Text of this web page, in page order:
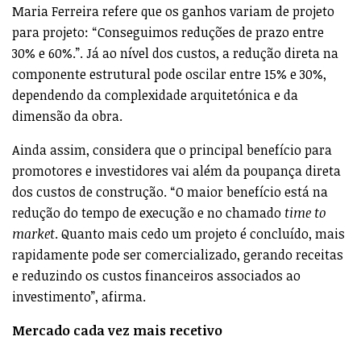
Maria Ferreira refere que os ganhos variam de projeto
para projeto: “Conseguimos reduções de prazo entre
30% e 60%.”. Já ao nível dos custos, a redução direta na
componente estrutural pode oscilar entre 15% e 30%,
dependendo da complexidade arquitetónica e da
dimensão da obra.
Ainda assim, considera que o principal benefício para
promotores e investidores vai além da poupança direta
dos custos de construção. “O maior benefício está na
redução do tempo de execução e no chamadotime to
market. Quanto mais cedo um projeto é concluído, mais
rapidamente pode ser comercializado, gerando receitas
e reduzindo os custos financeiros associados ao
investimento”, afirma.
Mercado cada vez mais recetivo